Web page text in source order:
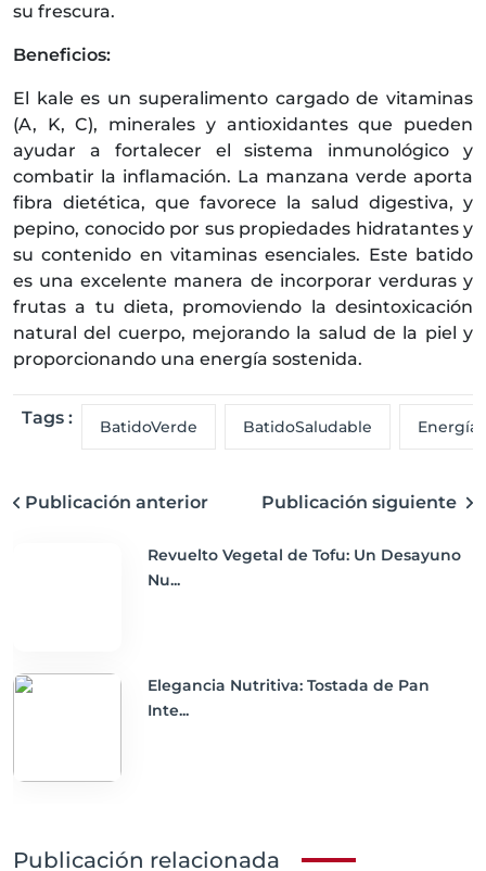
su frescura.
Beneficios:
El kale es un superalimento cargado de vitaminas
(A, K, C), minerales y antioxidantes que pueden
ayudar a fortalecer el sistema inmunológico y
combatir la inflamación. La manzana verde aporta
fibra dietética, que favorece la salud digestiva, y
pepino, conocido por sus propiedades hidratantes y
su contenido en vitaminas esenciales. Este batido
es una excelente manera de incorporar verduras y
frutas a tu dieta, promoviendo la desintoxicación
natural del cuerpo, mejorando la salud de la piel y
proporcionando una energía sostenida.
Tags : BatidoVerde BatidoSaludable
Publicación anterior Publicación siguiente
Revuelto Vegetal de Tofu: Un Desayuno
Nu...
Elegancia Nutritiva: Tostada de Pan
Inte...
Publicación relacionada